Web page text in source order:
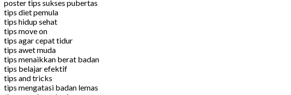
poster tips sukses pubertas
tips diet pemula
tips hidup sehat
tips move on
tips agar cepat tidur
tips awet muda
tips menaikkan berat badan
tips belajar efektif
tips and tricks
tips mengatasi badan lemas